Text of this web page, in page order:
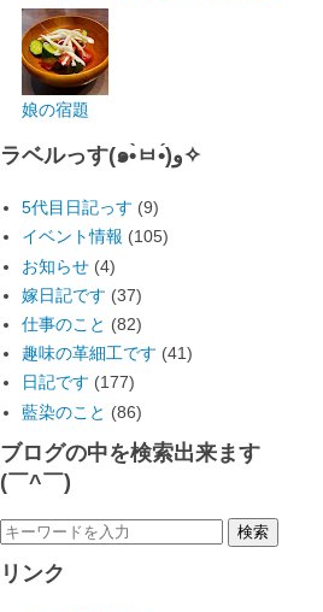
娘の宿題
ラベルっす(๑•̀ㅂ•́)و✧
5代目日記っす (9)
イベント情報 (105)
お知らせ (4)
嫁日記です (37)
仕事のこと (82)
趣味の革細工です (41)
日記です (177)
藍染のこと (86)
ブログの中を検索出来ます
(￣^￣)ゞ
リンク